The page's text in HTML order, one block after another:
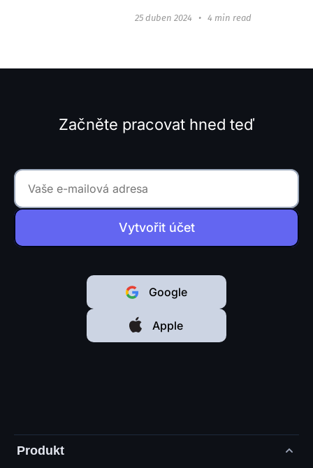
stávající funkce a přidali
25 duben 2024 • 4 min read
Začněte pracovat hned teď
Vytvořit účet
Google
Apple
Produkt